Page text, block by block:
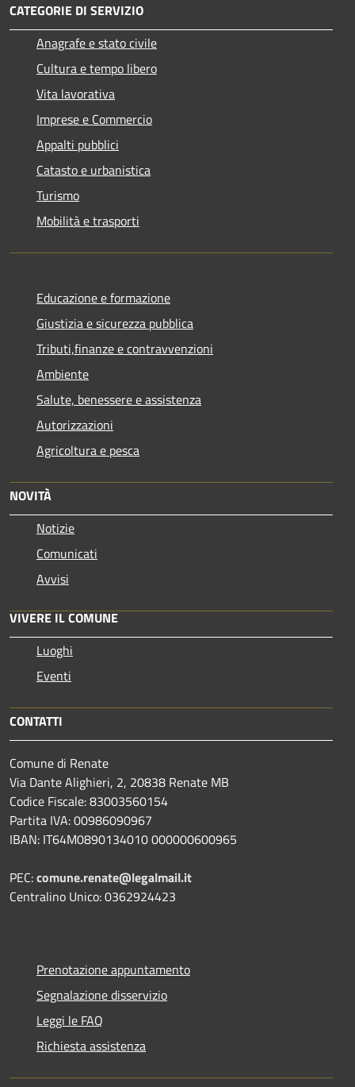
CATEGORIE DI SERVIZIO
Anagrafe e stato civile
Cultura e tempo libero
Vita lavorativa
Imprese e Commercio
Appalti pubblici
Catasto e urbanistica
Turismo
Mobilità e trasporti
Educazione e formazione
Giustizia e sicurezza pubblica
Tributi,finanze e contravvenzioni
Ambiente
Salute, benessere e assistenza
Autorizzazioni
Agricoltura e pesca
NOVITÀ
Notizie
Comunicati
Avvisi
VIVERE IL COMUNE
Luoghi
Eventi
CONTATTI
Comune di Renate
Via Dante Alighieri, 2, 20838 Renate MB
Codice Fiscale: 83003560154
Partita IVA: 00986090967
IBAN: IT64M0890134010 000000600965
PEC:comune.renate@legalmail.it
Centralino Unico: 0362924423
Prenotazione appuntamento
Segnalazione disservizio
Leggi le FAQ
Richiesta assistenza